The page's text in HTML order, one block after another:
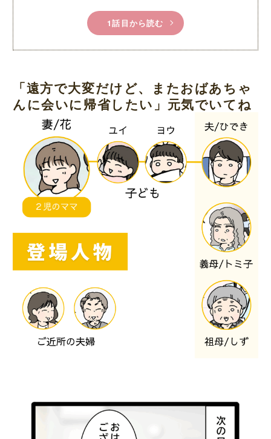
1話目から読む
「遠方で大変だけど、またおばあちゃ
んに会いに帰省したい」元気でいてね